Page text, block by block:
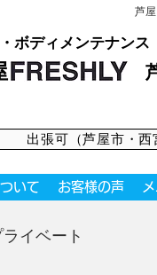
芦
ボディメンテナンス
出張可（芦屋市・西
いて お客様の声
ライベート